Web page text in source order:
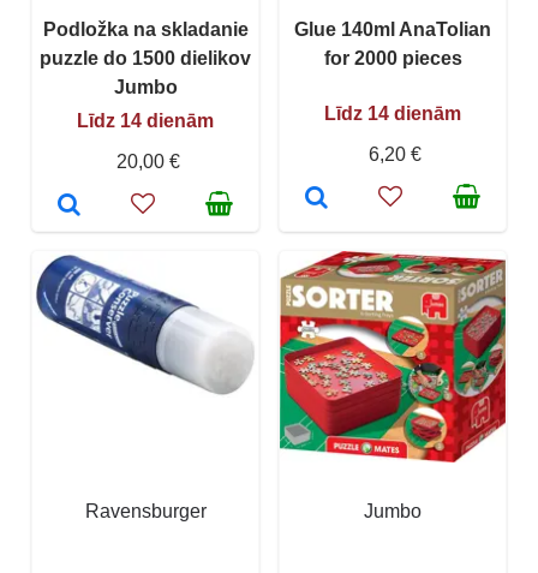
Podložka na skladanie
puzzle do 1500 dielikov
Jumbo
Līdz 14 dienām
20,00 €
Glue 140ml AnaTolian
for 2000 pieces
Līdz 14 dienām
6,20 €
Ravensburger Jumbo